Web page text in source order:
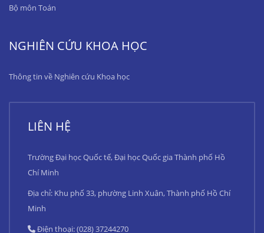
Bộ môn Toán
NGHIÊN CỨU KHOA HỌC
Thông tin về Nghiên cứu Khoa học
LIÊN HỆ
Trường Đại học Quốc tế, Đại học Quốc gia Thành phố Hồ
Chí Minh
Địa chỉ: Khu phố 33, phường Linh Xuân, Thành phố Hồ Chí
Minh
Điện thoại: (028) 37244270